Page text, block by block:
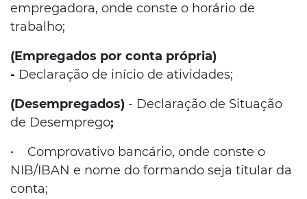
empregadora, onde conste o horário de
trabalho;
(Empregados por conta própria)
- Declaração de início de atividades;
(Desempregados) - Declaração de Situação
de Desemprego;
• Comprovativo bancário, onde conste o
NIB/IBAN e nome do formando seja titular da
conta;